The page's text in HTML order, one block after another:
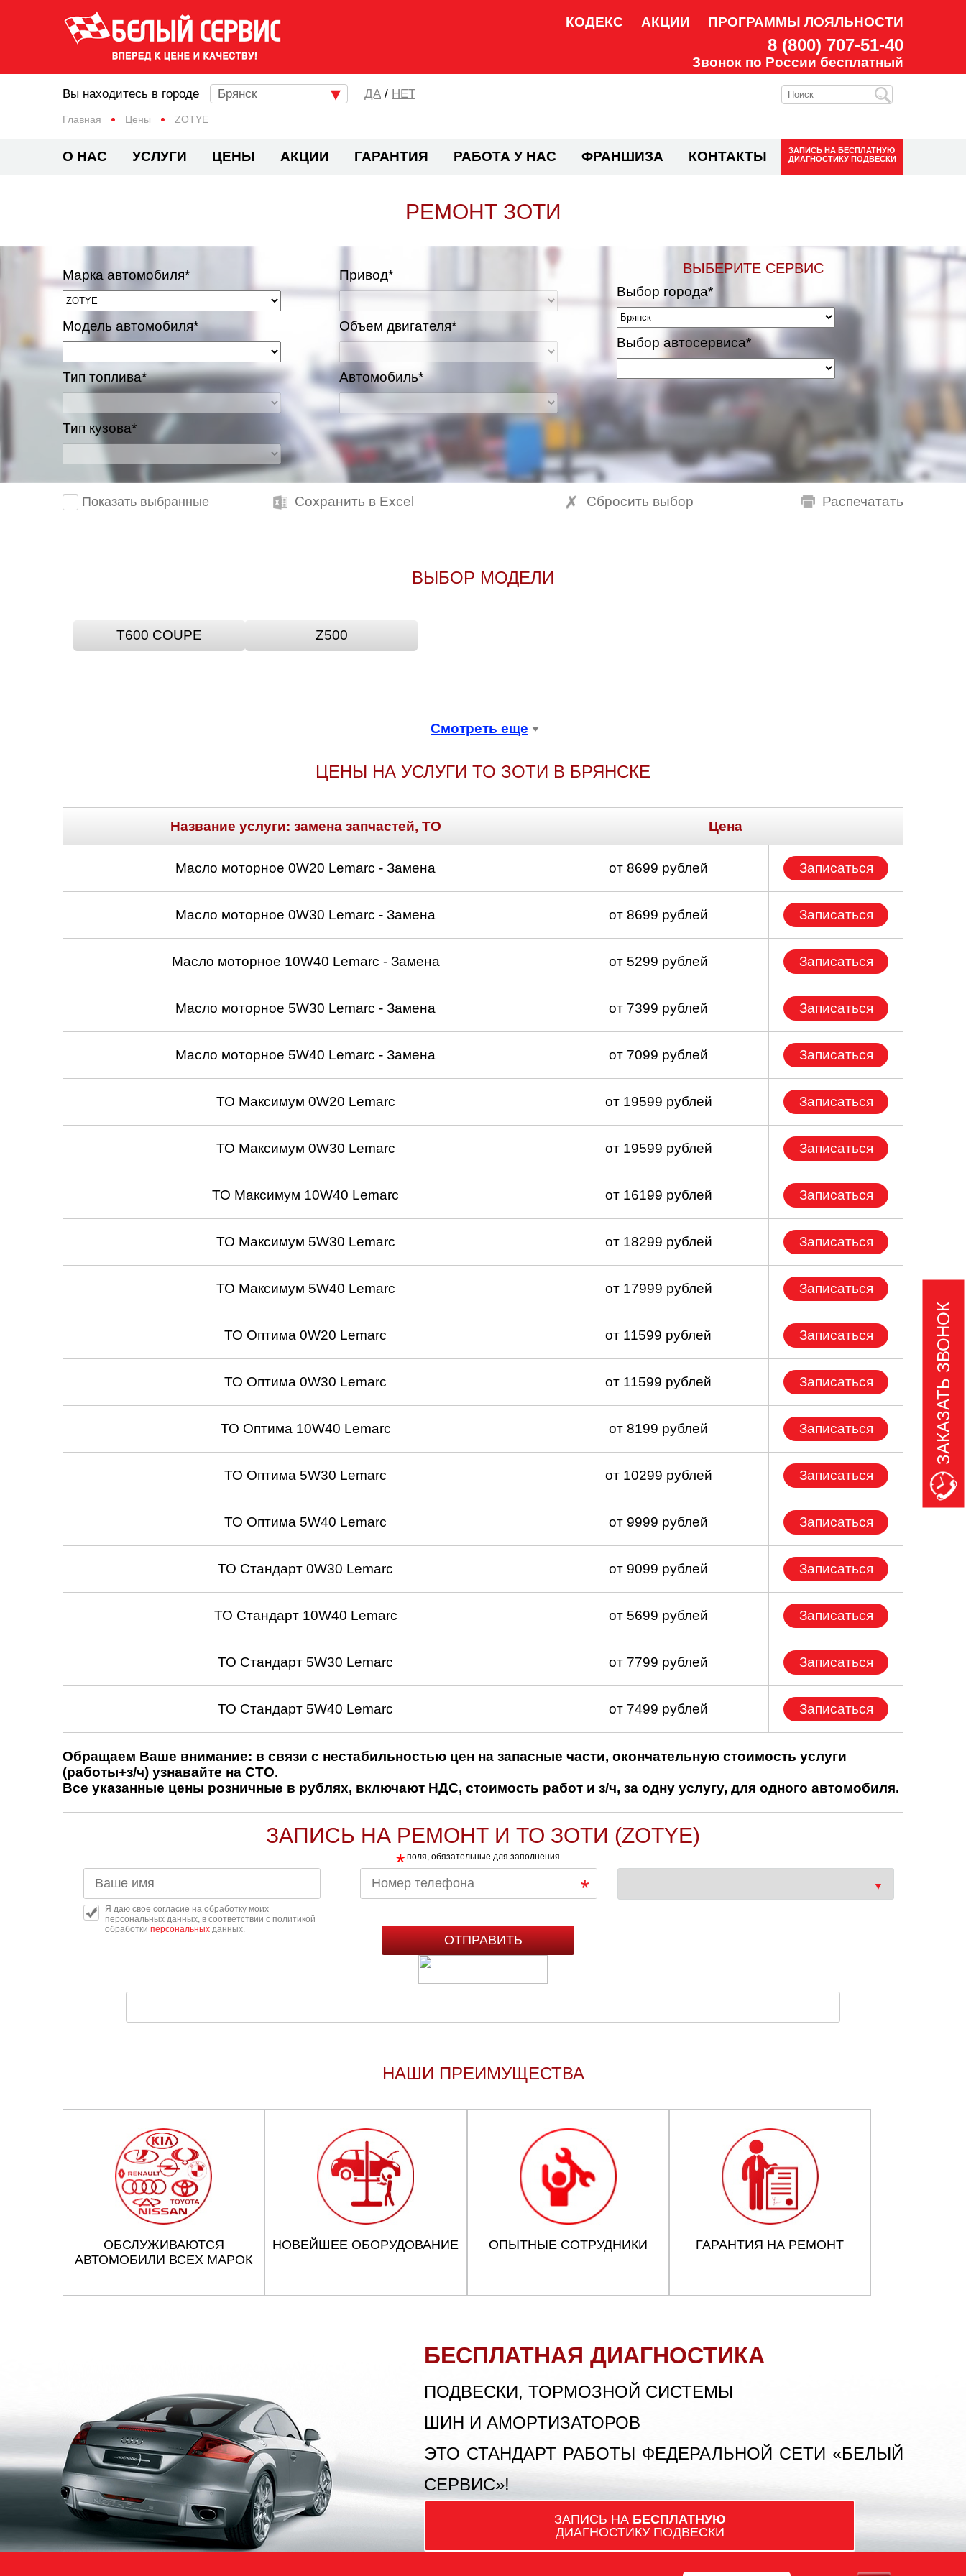
КОДЕКС АКЦИИ ПРОГРАММЫ ЛОЯЛЬНОСТИ
8 (800) 707-51-40
Звонок по России бесплатный
Главная Цены ZOTYE
Вы находитесь в городе Брянск / НЕТ
О НАС УСЛУГИ ЦЕНЫ АКЦИИ ГАРАНТИЯ РАБОТА У НАС ФРАНШИЗА КОНТАКТЫ ЗАПИСЬ НА БЕСПЛАТНУЮ
ДИАГНОСТИКУ ПОДВЕСКИ
РЕМОНТ ЗОТИ
Марка автомобиля*
Модель автомобиля*
Тип топлива*
Тип кузова*
Привод*
Объем двигателя*
Автомобиль*
ВЫБЕРИТЕ СЕРВИС
Выбор города*
Выбор автосервиса*
Показать выбранные Сохранить в Excel Распечатать
Сбросить выбор
ВЫБОР МОДЕЛИ
T600 COUPE Z500
Смотреть еще
ЦЕНЫ НА УСЛУГИ ТО ЗОТИ В БРЯНСКЕ
Название услуги: замена запчастей, ТО Цена
Масло моторное 0W20 Lemarc - Замена от 8699 рублей Записаться
Масло моторное 0W30 Lemarc - Замена от 8699 рублей Записаться
Масло моторное 10W40 Lemarc - Замена от 5299 рублей Записаться
Масло моторное 5W30 Lemarc - Замена от 7399 рублей Записаться
Масло моторное 5W40 Lemarc - Замена от 7099 рублей Записаться
ТО Максимум 0W20 Lemarc от 19599 рублей Записаться
ТО Максимум 0W30 Lemarc от 19599 рублей Записаться
ТО Максимум 10W40 Lemarc от 16199 рублей Записаться
ТО Максимум 5W30 Lemarc от 18299 рублей Записаться
ТО Максимум 5W40 Lemarc от 17999 рублей Записаться
ТО Оптима 0W20 Lemarc от 11599 рублей Записаться
ТО Оптима 0W30 Lemarc от 11599 рублей Записаться
ТО Оптима 10W40 Lemarc от 8199 рублей Записаться
ТО Оптима 5W30 Lemarc от 10299 рублей Записаться
ТО Оптима 5W40 Lemarc от 9999 рублей Записаться
ТО Стандарт 0W30 Lemarc от 9099 рублей Записаться
ТО Стандарт 10W40 Lemarc от 5699 рублей Записаться
ТО Стандарт 5W30 Lemarc от 7799 рублей Записаться
ТО Стандарт 5W40 Lemarc от 7499 рублей Записаться
Обращаем Ваше внимание: в связи с нестабильностью цен на запасные части, окончательную стоимость услуги
(работы+з/ч) узнавайте на СТО.
Все указанные цены розничные в рублях, включают НДС, стоимость работ и з/ч, за одну услугу, для одного автомобиля.
ЗАПИСЬ НА РЕМОНТ И ТО ЗОТИ (ZOTYE)
* поля, обязательные для заполнения
Я даю свое согласие на обработку моих
персональных данных, в соответствии с политикой
обработки персональных данных.
НАШИ ПРЕИМУЩЕСТВА
ОБСЛУЖИВАЮТСЯ
АВТОМОБИЛИ ВСЕХ МАРОК
НОВЕЙШЕЕ ОБОРУДОВАНИЕ ОПЫТНЫЕ СОТРУДНИКИ ГАРАНТИЯ НА РЕМОНТ
БЕСПЛАТНАЯ ДИАГНОСТИКА
ПОДВЕСКИ, ТОРМОЗНОЙ СИСТЕМЫ
ШИН И АМОРТИЗАТОРОВ
ЭТО СТАНДАРТ РАБОТЫ ФЕДЕРАЛЬНОЙ СЕТИ «БЕЛЫЙ
СЕРВИС»!
ЗАПИСЬ НА БЕСПЛАТНУЮ
ДИАГНОСТИКУ ПОДВЕСКИ
ЗАКАЗАТЬ ЗВОНОК